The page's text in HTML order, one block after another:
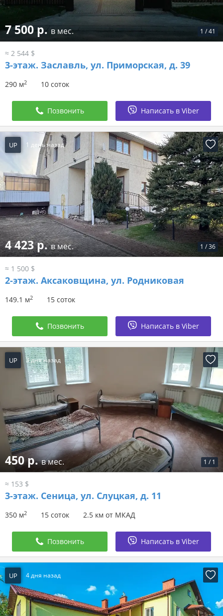
1 /41
7 500 р.в мес.
≈ 2 544 $
3-этаж. Заславль, ул. Приморская, д. 39
290 м2 10 соток
Позвонить Написать в Viber
UP 1 день назад
1 /36
4 423 р.в мес.
≈ 1 500 $
2-этаж. Аксаковщина, ул. Родниковая
149.1 м2 15 соток
Позвонить Написать в Viber
UP 3 дня назад
1 / 1
450 р.в мес.
≈ 153 $
3-этаж. Сеница, ул. Слуцкая, д. 11
350 м2 15 соток 2.5 км от МКАД
Позвонить Написать в Viber
UP 4 дня назад